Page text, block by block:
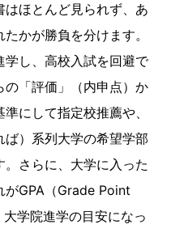
ほとんど見られず、あ
かが勝負を分けます。
学し、高校入試を回避で
の「評価」（内申点）か
にして指定校推薦や、
ば）系列大学の希望学部
さらに、大学に入った
がGPA（Grade Point
学院進学の目安になっ